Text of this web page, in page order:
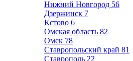
Нижний Новгород 56
Дзержинск 7
Кстово 6
Омская область 82
Омск 78
Ставропольский край 81
Ставрополь 22